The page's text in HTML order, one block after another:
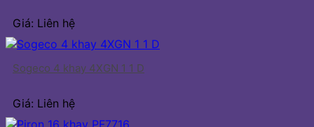
Giá: Liên hệ
Sogeco 4 khay 4XGN 1 1 D
Giá: Liên hệ